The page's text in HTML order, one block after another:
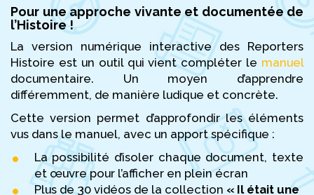
Pour une approche vivante et documentée de
l’Histoire !
La version numérique interactive des Reporters
Histoire est un outil qui vient compléter le manuel
documentaire. Un moyen d’apprendre
différemment, de manière ludique et concrète.
Cette version permet d’approfondir les éléments
vus dans le manuel, avec un apport spécifique :
La possibilité d’isoler chaque document, texte
et œuvre pour l’afficher en plein écran
Plus de 30 vidéos de la collection « Il était une